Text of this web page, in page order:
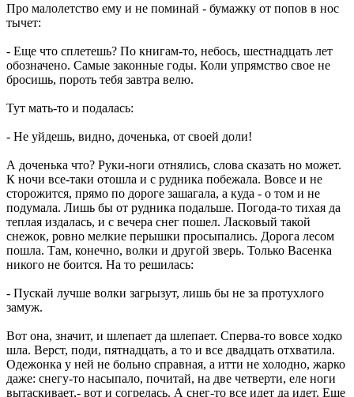
Про малолетство ему и не поминай - бумажку от попов в нос
тычет:
- Еще что сплетешь? По книгам-то, небось, шестнадцать лет
обозначено. Самые законные годы. Коли упрямство свое не
бросишь, пороть тебя завтра велю.
Тут мать-то и подалась:
- Не уйдешь, видно, доченька, от своей доли!
А доченька что? Руки-ноги отнялись, слова сказать но может.
К ночи все-таки отошла и с рудника побежала. Вовсе и не
сторожится, прямо по дороге зашагала, а куда - о том и не
подумала. Лишь бы от рудника подальше. Погода-то тихая да
теплая издалась, и с вечера снег пошел. Ласковый такой
снежок, ровно мелкие перышки просыпались. Дорога лесом
пошла. Там, конечно, волки и другой зверь. Только Васенка
никого не боится. На то решилась:
- Пускай лучше волки загрызут, лишь бы не за протухлого
замуж.
Вот она, значит, и шлепает да шлепает. Сперва-то вовсе ходко
шла. Верст, поди, пятнадцать, а то и все двадцать отхватила.
Одежонка у ней не больно справная, а итти не холодно, жарко
даже: снегу-то насыпало, почитай, на две четверти, еле ноги
вытаскивает,- вот и согрелась. А снег-то все идет да идет. Еще